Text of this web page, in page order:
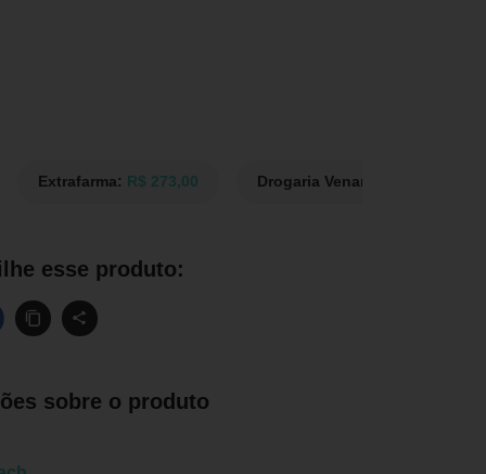
Extrafarma: R$ 273,00 Drogaria Venancio:
esse produto:
sobre o produto